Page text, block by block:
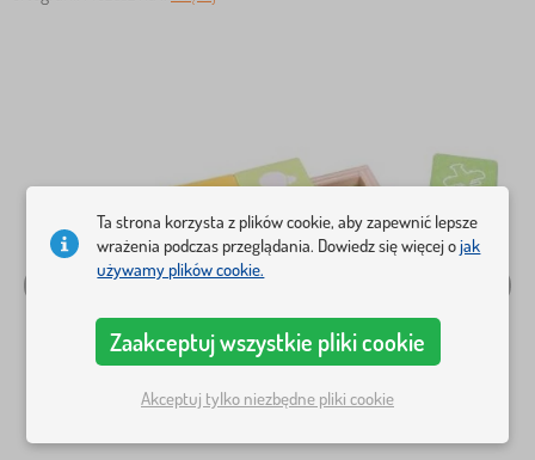
Ta strona korzysta z plików cookie, aby zapewnić lepsze
wrażenia podczas przeglądania. Dowiedz się więcej ojak
używamy plików cookie.
Zaakceptuj wszystkie pliki cookie
Akceptuj tylko niezbędne pliki cookie